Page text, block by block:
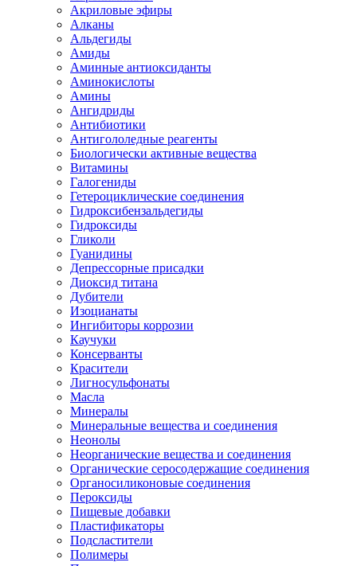
Акриловые эфиры
Алканы
Альдегиды
Амиды
Аминные антиоксиданты
Аминокислоты
Амины
Ангидриды
Антибиотики
Антигололедные реагенты
Биологически активные вещества
Витамины
Галогениды
Гетероциклические соединения
Гидроксибензальдегиды
Гидроксиды
Гликоли
Гуанидины
Депрессорные присадки
Диоксид титана
Дубители
Изоцианаты
Ингибиторы коррозии
Каучуки
Консерванты
Красители
Лигносульфонаты
Масла
Минералы
Минеральные вещества и соединения
Неонолы
Неорганические вещества и соединения
Органические серосодержащие соединения
Органосиликоновые соединения
Пероксиды
Пищевые добавки
Пластификаторы
Подсластители
Полимеры